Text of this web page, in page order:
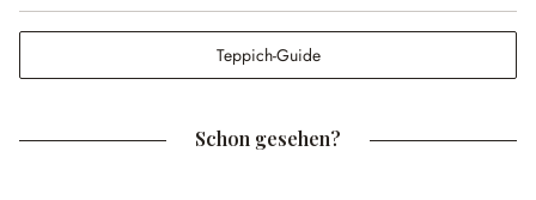
Teppich-Guide
Schon gesehen?